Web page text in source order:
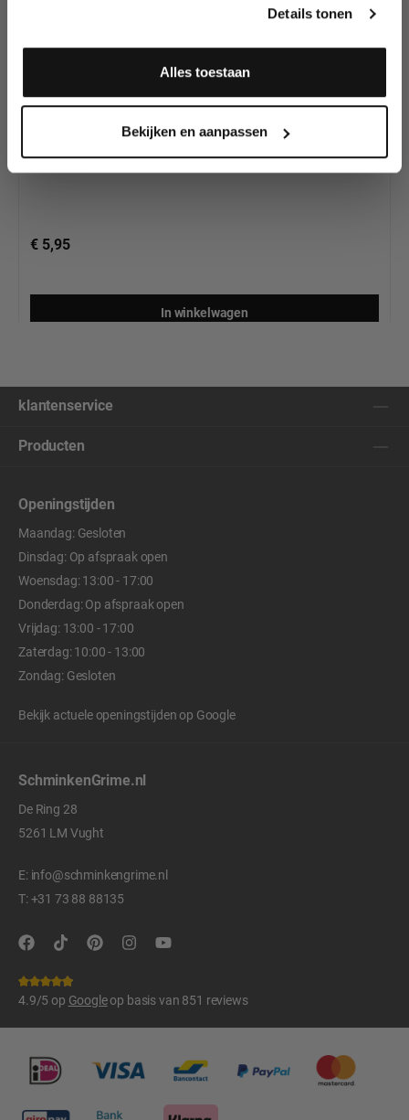
Details tonen
Alles toestaan
Bekijken en aanpassen
Superstar Schmink Silverwhite with Glitter (shimmer)
€ 5,95
In winkelwagen
klantenservice
Producten
Openingstijden
Maandag: Gesloten
Dinsdag: Op afspraak open
Woensdag: 13:00 - 17:00
Donderdag: Op afspraak open
Vrijdag: 13:00 - 17:00
Zaterdag: 10:00 - 13:00
Zondag: Gesloten
Bekijk actuele openingstijden op Google
SchminkenGrime.nl
De Ring 28
5261 LM Vught
E: info@schminkengrime.nl
T:+31 73 88 88135
4.9/5 op Googleop basis van 851 reviews
Ja, ik meld me aan